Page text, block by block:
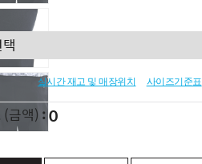
실시간 재고 및 매장위치 사이즈기준표
(금액) 0